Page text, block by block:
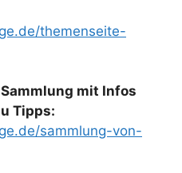
themenseite-
mit Infos
Tipps:
sammlung-von-